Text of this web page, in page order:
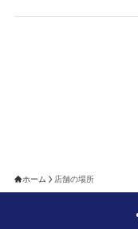
ホーム 店舗の場所